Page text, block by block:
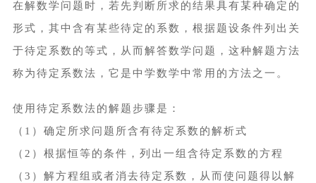
在解数学问题时，若先判断所求的结果具有某种确定的
形式，其中含有某些待定的系数，根据题设条件列出关
于待定系数的等式，从而解答数学问题，这种解题方法
称为待定系数法，它是中学数学中常用的方法之一。
使用待定系数法的解题步骤是：
（1）确定所求问题所含有待定系数的解析式
（2）根据恒等的条件，列出一组含待定系数的方程
（3）解方程组或者消去待定系数，从而使问题得以解